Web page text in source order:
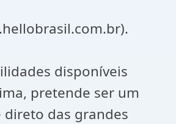
disponíveis
pretende ser um
das grandes